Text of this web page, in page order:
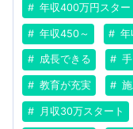
年収400万円スター
年収450～ 年
成長できる
教育が充実
月収30万スタート